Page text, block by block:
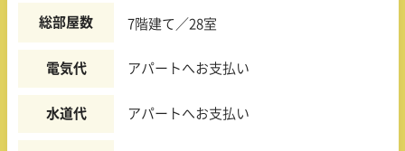
総部屋数 7階建て／28室
電気代 アパートへお支払い
水道代 アパートへお支払い